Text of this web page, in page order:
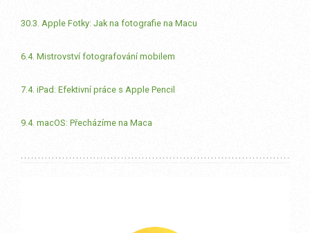
30.3. Apple Fotky: Jak na fotografie na Macu
6.4. Mistrovství fotografování mobilem
7.4. iPad: Efektivní práce s Apple Pencil
9.4. macOS: Přecházíme na Maca